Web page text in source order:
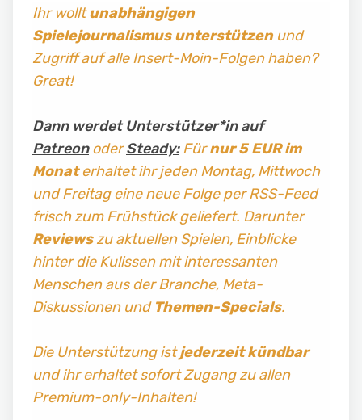
Ihr wolltunabhängigen
Spielejournalismus unterstützenund
Zugriff auf alle Insert-Moin-Folgen haben?
Great!
Dann werdet Unterstützer*in auf
PatreonoderSteady:Fürnur 5 EUR im
Monaterhaltet ihr jeden Montag, Mittwoch
und Freitag eine neue Folge per RSS-Feed
frisch zum Frühstück geliefert. Darunter
Reviewszu aktuellen Spielen, Einblicke
hinter die Kulissen mit interessanten
Menschen aus der Branche, Meta-
Diskussionen und Themen-Specials.
Die Unterstützung istjederzeit kündbar
und ihr erhaltet sofort Zugang zu allen
Premium-only-Inhalten!